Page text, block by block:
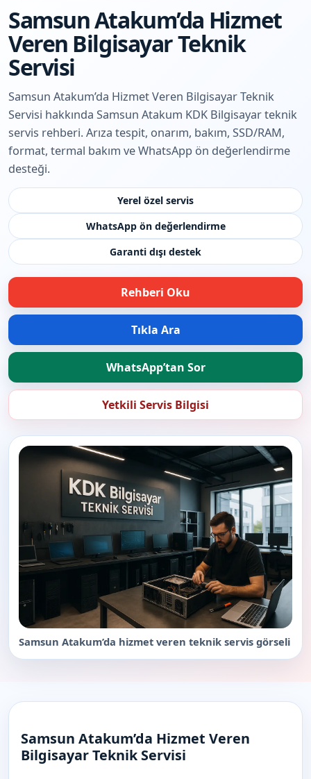
Samsun Atakum’da Hizmet
Veren Bilgisayar Teknik
Servisi
Samsun Atakum’da Hizmet Veren Bilgisayar Teknik
Servisi hakkında Samsun Atakum KDK Bilgisayar teknik
servis rehberi. Arıza tespit, onarım, bakım, SSD/RAM,
format, termal bakım ve WhatsApp ön değerlendirme
desteği.
Yerel özel servis
WhatsApp ön değerlendirme
Garanti dışı destek
Rehberi Oku
Tıkla Ara
WhatsApp’tan Sor
Yetkili Servis Bilgisi
Samsun Atakum’da hizmet veren teknik servis görseli
Samsun Atakum’da Hizmet Veren
Bilgisayar Teknik Servisi